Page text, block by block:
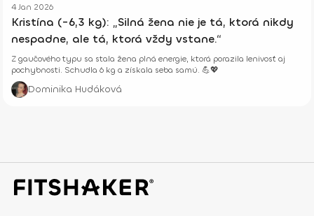
4 Jan 2026
Kristína (-6,3 kg): „Silná žena nie je tá, ktorá nikdy
nespadne, ale tá, ktorá vždy vstane.“
Z gaučového typu sa stala žena plná energie, ktorá porazila lenivosť aj
pochybnosti. Schudla 6 kg a získala seba samú. 💪💖
Dominika Hudáková